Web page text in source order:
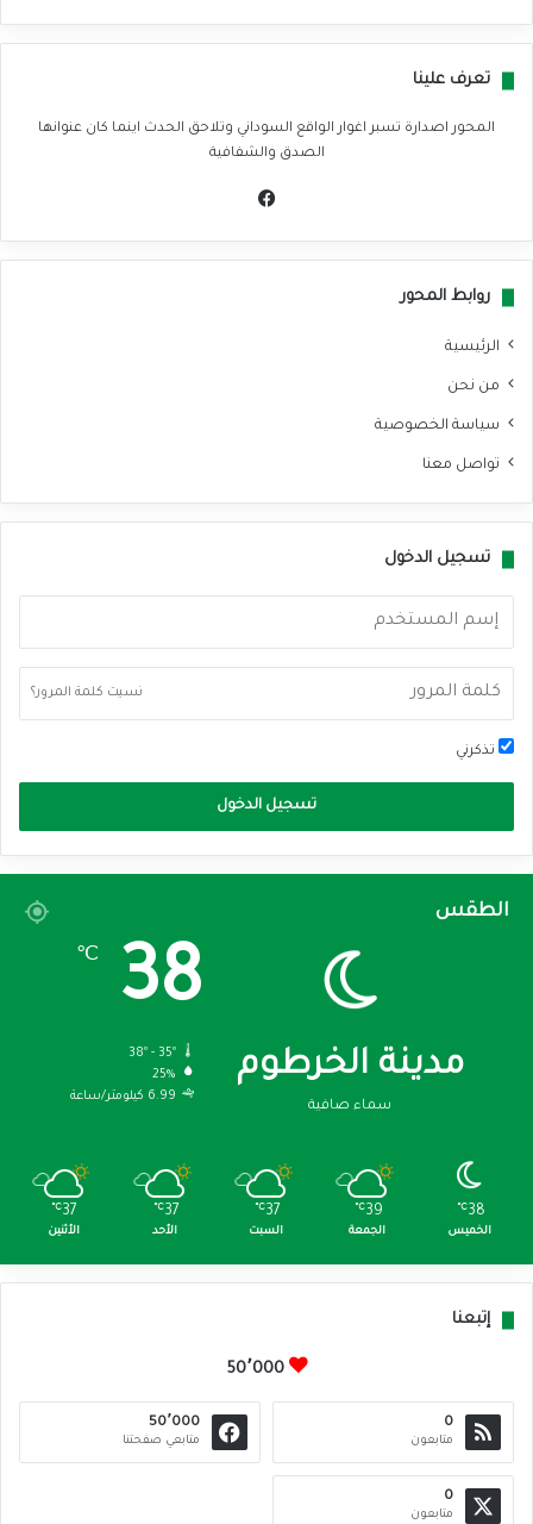
تعرف علينا
المحور اصدارة تسبر اغوار الواقع السوداني وتلاحق الحدث اينما كان عنوانها
الصدق والشفافية
روابط المحور
الرئيسية
من نحن
سياسة الخصوصية
تواصل معنا
تسجيل الدخول
نسيت كلمة المرور؟
تذكرني
تسجيل الدخول
الطقس
مدينة الخرطوم
سماء صافية
38
℃
38º - 35º
25%
6.99 كيلومتر/ساعة
38
℃
الخميس
39
℃
الجمعة
37
℃
السبت
37
℃
الأحد
37
℃
الأثنين
إتبعنا
50٬000
0
متابعون
50٬000
متابعي صفحتنا
0
متابعون